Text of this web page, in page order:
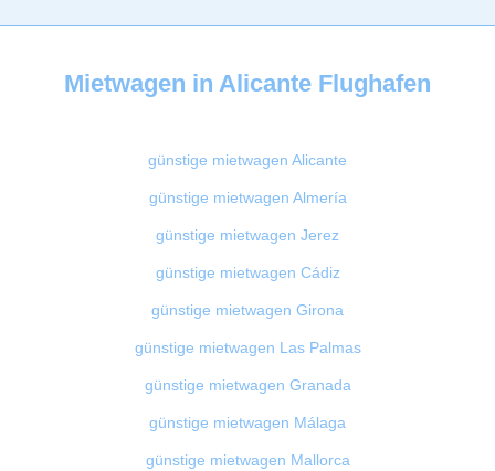
Mietwagen in Alicante Flughafen
günstige mietwagen Alicante
günstige mietwagen Almería
günstige mietwagen Jerez
günstige mietwagen Cádiz
günstige mietwagen Girona
günstige mietwagen Las Palmas
günstige mietwagen Granada
günstige mietwagen Málaga
günstige mietwagen Mallorca